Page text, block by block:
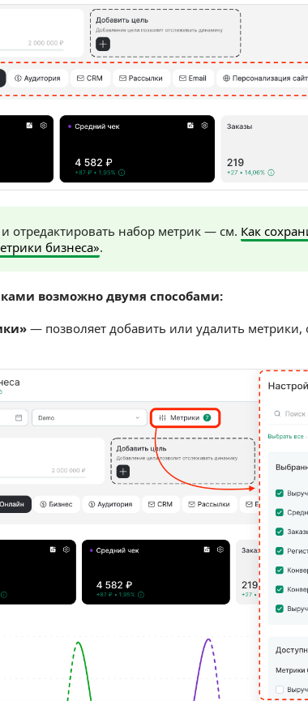
и отредактировать набор метрик — см. Как
бизнеса».
возможно двумя способами:
— позволяет добавить или удалить метрики,